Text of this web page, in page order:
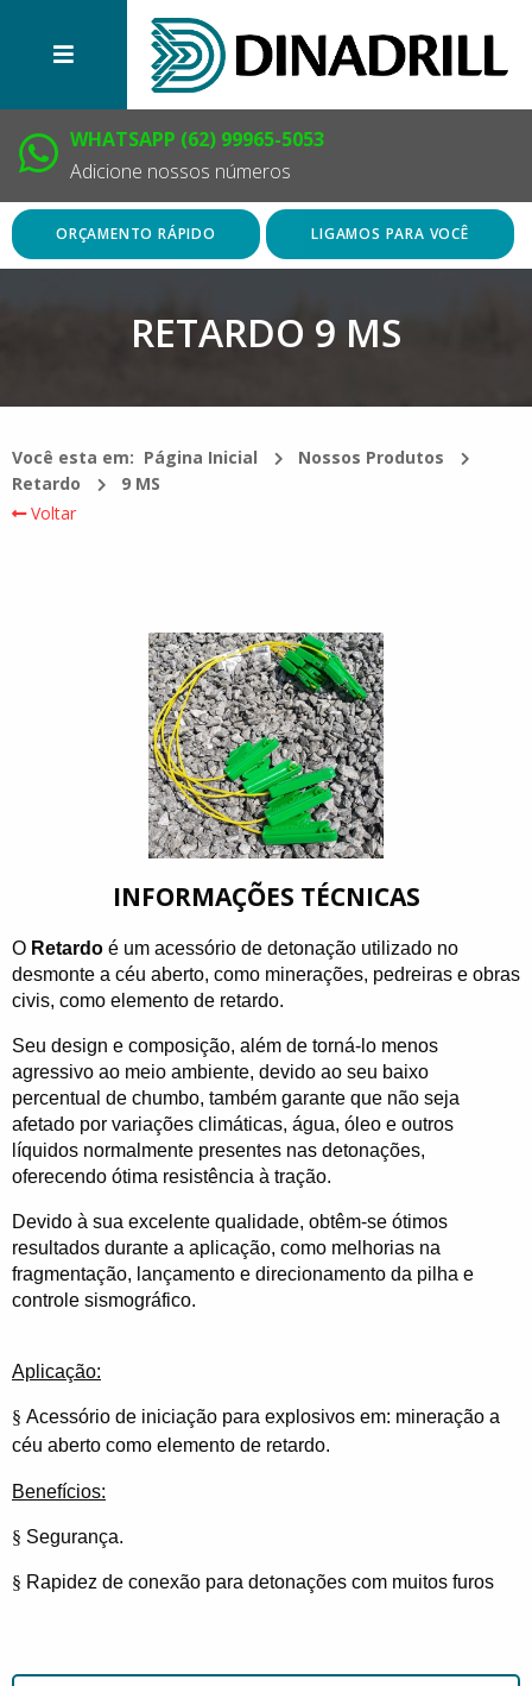
WHATSAPP (62) 99965-5053
Adicione nossos números
ORÇAMENTO RÁPIDO LIGAMOS PARA VOCÊ
RETARDO 9 MS
Você esta em: Página Inicial
Nossos Produtos
Retardo
9 MS
Voltar
INFORMAÇÕES TÉCNICAS
O Retardo é um acessório de detonação utilizado no
desmonte a céu aberto, como minerações, pedreiras e obras
civis, como elemento de retardo.
Seu design e composição, além de torná-lo menos
agressivo ao meio ambiente, devido ao seu baixo
percentual de chumbo, também garante que não seja
afetado por variações climáticas, água, óleo e outros
líquidos normalmente presentes nas detonações,
oferecendo ótima resistência à tração.
Devido à sua excelente qualidade, obtêm-se ótimos
resultados durante a aplicação, como melhorias na
fragmentação, lançamento e direcionamento da pilha e
controle sismográfico.
Aplicação:
§ Acessório de iniciação para explosivos em: mineração a
céu aberto como elemento de retardo.
Benefícios:
§ Segurança.
§ Rapidez de conexão para detonações com muitos furos